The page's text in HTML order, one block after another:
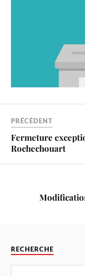
PRÉCÉDENT
Fermeture
Rochechouart
RECHERCHE